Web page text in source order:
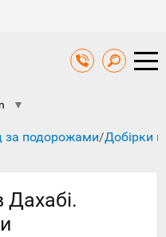
▼
за подорожами/Добірки
Дахабі.